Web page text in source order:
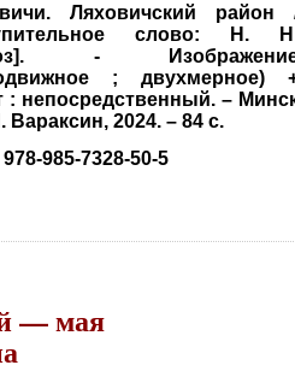
Ляховичский район
слово: Н.
-
; двухмерное)
: непосредственный. –
Вараксин, 2024. – 84 с.
978-985-7328-50-5
— мая